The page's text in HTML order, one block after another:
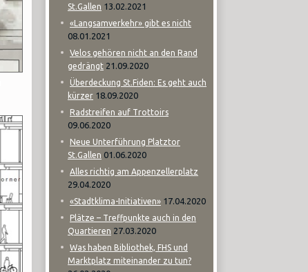
St.Gallen 13.02.2021
«Langsamverkehr» gibt es nicht
08.01.2021
Velos gehören nicht an den Rand
gedrängt 21.09.2020
Überdeckung St.Fiden: Es geht auch
kürzer 18.09.2020
Radstreifen auf Trottoirs
09.06.2020
Neue Unterführung Platztor
St.Gallen 01.06.2020
Alles richtig am Appenzellerplatz
29.04.2020
«Stadtklima-Initiativen» 17.04.2020
Plätze – Treffpunkte auch in den
Quartieren 27.03.2020
Was haben Bibliothek, FHS und
Marktplatz miteinander zu tun?